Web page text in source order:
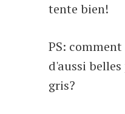
tente bien!
PS:
d'aussi
gris?